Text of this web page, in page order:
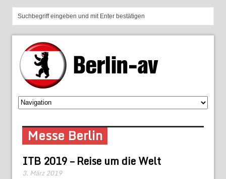
Messe Berlin
ITB 2019 – Reise um die Welt
3. März 2019